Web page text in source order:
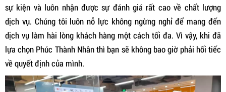
sự kiện và luôn nhận được sự đánh giá rất cao về chất lượng
dịch vụ. Chúng tôi luôn nỗ lực không ngừng nghỉ để mang đến
dịch vụ làm hài lòng khách hàng một cách tối đa. Vì vậy, khi đã
lựa chọn Phúc Thành Nhân thì bạn sẽ không bao giờ phải hối tiếc
về quyết định của mình.